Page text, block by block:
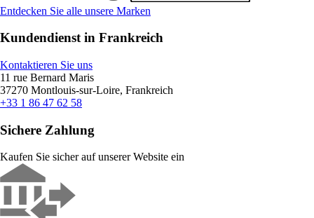
Entdecken Sie alle unsere Marken
Kundendienst in Frankreich
Kontaktieren Sie uns
11 rue Bernard Maris
37270 Montlouis-sur-Loire, Frankreich
+33 1 86 47 62 58
Sichere Zahlung
Kaufen Sie sicher auf unserer Website ein